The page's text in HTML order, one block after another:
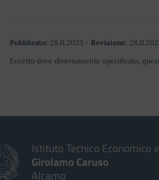
Pubblicato: 28.11.2023 - Revisione:
Eccetto dove diversamente specificato,
Istituto Tecnico Economico
Girolamo Caruso
Alcamo